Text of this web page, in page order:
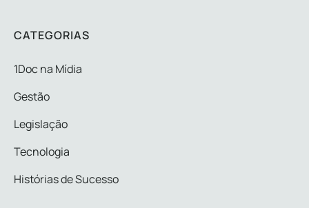
CATEGORIAS
1Doc na Mídia
Gestão
Legislação
Tecnologia
Histórias de Sucesso